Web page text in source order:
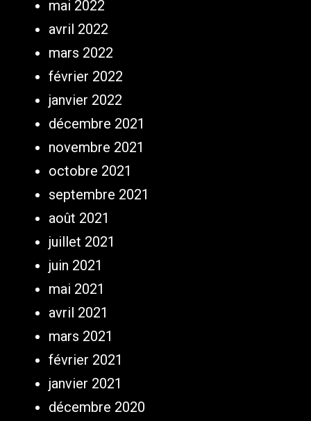
mai 2022
avril 2022
mars 2022
février 2022
janvier 2022
décembre 2021
novembre 2021
octobre 2021
septembre 2021
août 2021
juillet 2021
juin 2021
mai 2021
avril 2021
mars 2021
février 2021
janvier 2021
décembre 2020